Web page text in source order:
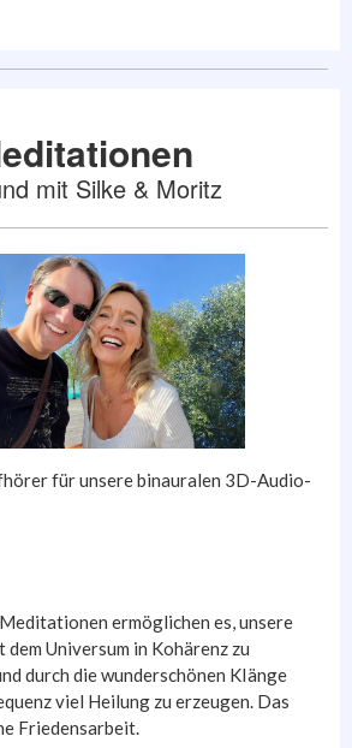
mit Silke & Moritz
für unsere binauralen 3D-Audio-
ermöglichen es, unsere
Universum in Kohärenz zu
durch die wunderschönen KIänge
viel Heilung zu erzeugen. Das
Friedensarbeit.